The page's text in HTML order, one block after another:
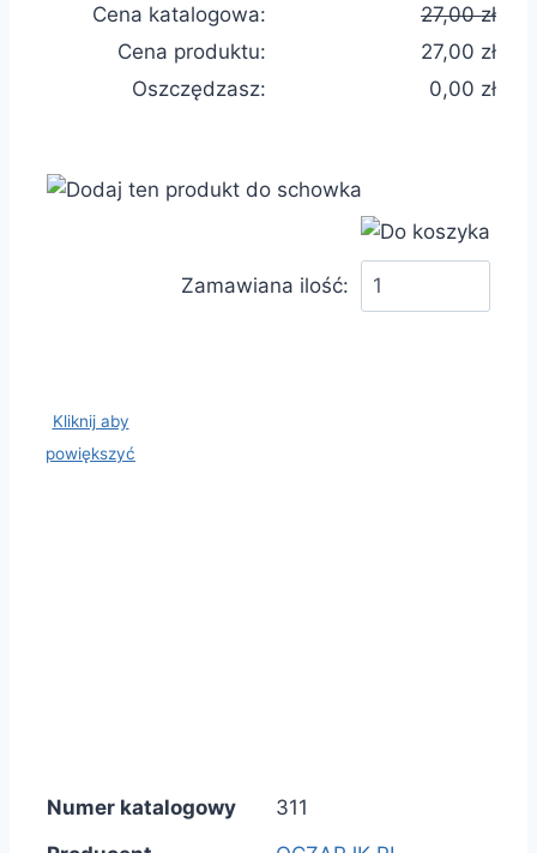
Cena katalogowa:
27,00 zł
Cena produktu:
27,00 zł
Oszczędzasz:
0,00 zł
Zamawiana ilość:
Kliknij aby
powiększyć
Numer katalogowy
311